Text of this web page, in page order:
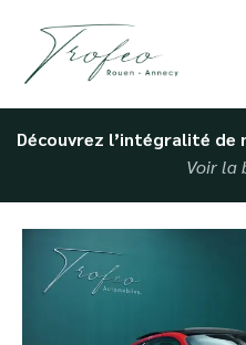
Découvrez l’intégralité
Voir la